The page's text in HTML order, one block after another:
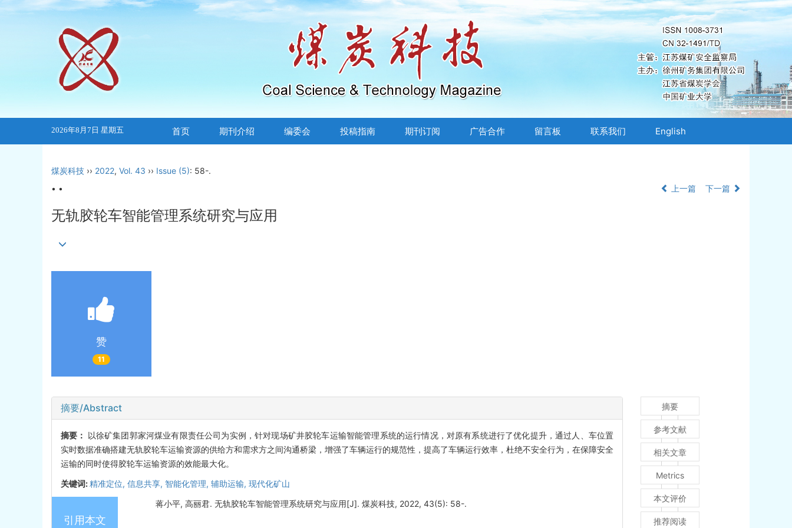
2026年8月7日 星期五 首页 期刊介绍 编委会 投稿指南 期刊订阅 广告合作 留言板 联系我们 English
煤炭科技 ›› 2022, Vol. 43 ›› Issue (5): 58-.
• •
上一篇 下一篇
无轨胶轮车智能管理系统研究与应用
赞
11
摘要/Abstract
摘要： 以徐矿集团郭家河煤业有限责任公司为实例，针对现场矿井胶轮车运输智能管理系统的运行情况，对原有系统进行了优化提升，通过人、车位置
实时数据准确搭建无轨胶轮车运输资源的供给方和需求方之间沟通桥梁，增强了车辆运行的规范性，提高了车辆运行效率，杜绝不安全行为，在保障安全
运输的同时使得胶轮车运输资源的效能最大化。
关键词:精准定位, 信息共享, 智能化管理, 辅助运输, 现代化矿山
引用本文
蒋小平, 高丽君. 无轨胶轮车智能管理系统研究与应用[J]. 煤炭科技, 2022, 43(5): 58-.
摘要
参考文献
相关文章
Metrics
本文评价
推荐阅读